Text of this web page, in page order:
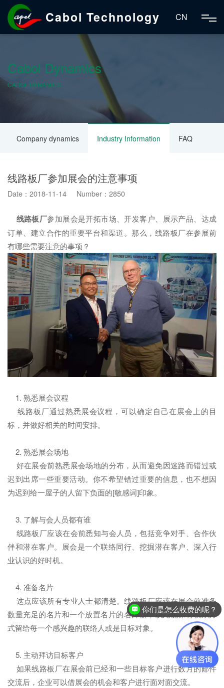
Cabol Technology CN
Cabol Dynamics
CABOL DYNAMICS
Company dynamics Industry Information FAQ
线路板厂参加展会的注意事项
Date：2018-11-14 Number：2850
线路板厂参加展会是开拓市场、开发客户、展示产品、达成
订单、建立合作的重要平台和渠道。那么，线路板厂在参展前
有哪些需要注意的事项？
1. 熟悉展会议程
线路板厂通过熟悉展会议程，可以确定自己在展会上的目
标，并做好相关的时间安排。
2. 熟悉展会场地
好在展会前熟悉展会场地的分布，从而避免因迷路而错过或
迟到出席一些重要活动。你不希望错过重要的信息，也不想因
为迟到给一屋子的人留下负面的[敏感词]印象。
3. 了解与会人员都有谁
线路板厂应该在会前悉知与会人员，包括竞争对手、合作伙
伴和潜在客户。展会是一个联络同行、挖掘潜在客户、深入行
业认识的好时机。
4. 准备名片
这点应该所有专业人士都清楚。线路板厂应该在展会前准备
数量充足的名片和一个放置名片的名片盒，以此确保将联系方
式留给每一个感兴趣的联络人或是目标对象。
5. 主动拜访目标客户
如果线路板厂在展会前已经和一些目标客户进行数月的邮件
交流后，企业可以借展会的机会和客户进行面对面交流。
你们是怎么收费的呢？